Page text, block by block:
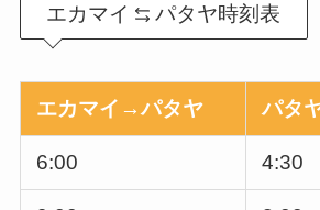
エカマイ パタヤ時刻表
エカマイ→パタヤ パタ
6:00 4:30